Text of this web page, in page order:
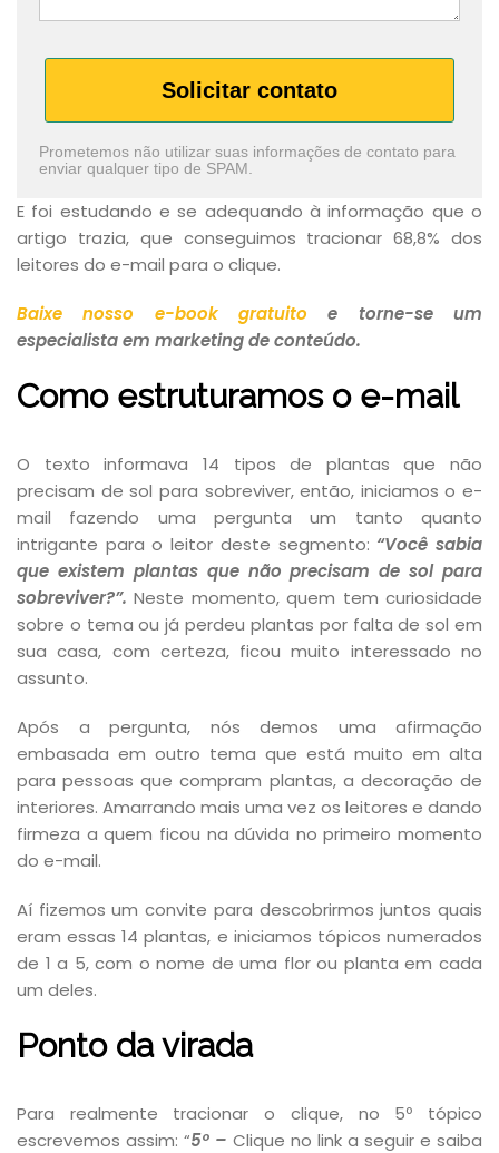
Solicitar contato
Prometemos não utilizar suas informações de contato para
enviar qualquer tipo de SPAM.
E foi estudando e se adequando à informação que o
artigo trazia, que conseguimos tracionar 68,8% dos
leitores do e-mail para o clique.
Baixe nosso e-book gratuito e torne-se um
especialista em marketing de conteúdo.
Como estruturamos o e-mail
O texto informava 14 tipos de plantas que não
precisam de sol para sobreviver, então, iniciamos o e-
mail fazendo uma pergunta um tanto quanto
intrigante para o leitor deste segmento: “Você sabia
que existem plantas que não precisam de sol para
sobreviver?”.Neste momento, quem tem curiosidade
sobre o tema ou já perdeu plantas por falta de sol em
sua casa, com certeza, ficou muito interessado no
assunto.
Após a pergunta, nós demos uma afirmação
embasada em outro tema que está muito em alta
para pessoas que compram plantas, a decoração de
interiores. Amarrando mais uma vez os leitores e dando
firmeza a quem ficou na dúvida no primeiro momento
do e-mail.
Aí fizemos um convite para descobrirmos juntos quais
eram essas 14 plantas, e iniciamos tópicos numerados
de 1 a 5, com o nome de uma flor ou planta em cada
um deles.
Ponto da virada
Para realmente tracionar o clique, no 5º tópico
escrevemos assim: “5º – Clique no link a seguir e saiba